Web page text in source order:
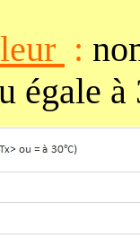
:
égale à